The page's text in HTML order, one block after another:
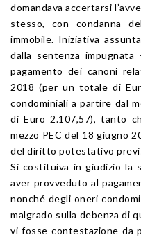
domandava accertarsi
stesso, con condanna
immobile. Iniziativa
dalla sentenza
pagamento dei canoni
2018 (per un totale di
condominiali a partire dal
di Euro 2.107,57), tanto
mezzo PEC del 18 giugno
del diritto potestativo
Si costituiva in giudizio la
aver provveduto al
nonché degli oneri
malgrado sulla debenza di
vi fosse contestazione da